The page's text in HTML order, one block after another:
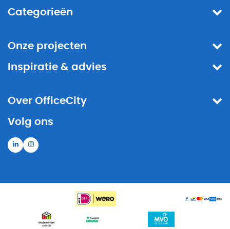
Categorieën
Onze projecten
Inspiratie & advies
Over OfficeCity
Volg ons